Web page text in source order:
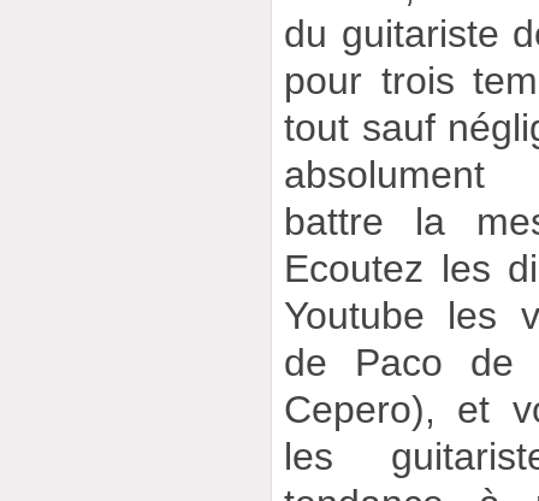
du guitariste
pour trois
tout sauf
battre la
Ecoutez les
Youtube les
de Paco de
Cepero), et
les